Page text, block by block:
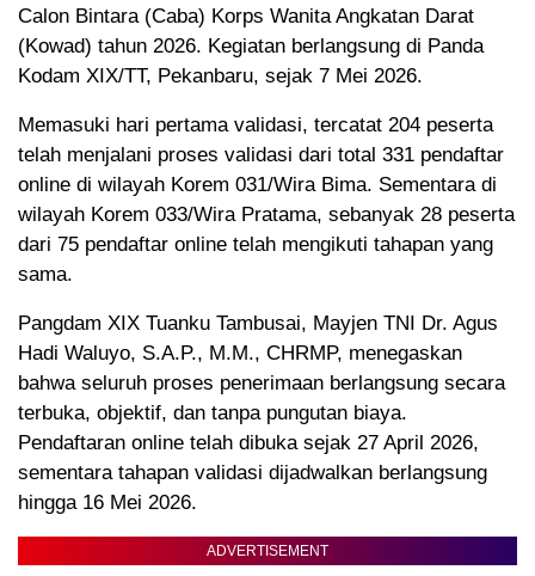
Calon Bintara (Caba) Korps Wanita Angkatan Darat
(Kowad) tahun 2026. Kegiatan berlangsung di Panda
Kodam XIX/TT, Pekanbaru, sejak 7 Mei 2026.
Memasuki hari pertama validasi, tercatat 204 peserta
telah menjalani proses validasi dari total 331 pendaftar
online di wilayah Korem 031/Wira Bima. Sementara di
wilayah Korem 033/Wira Pratama, sebanyak 28 peserta
dari 75 pendaftar online telah mengikuti tahapan yang
sama.
Pangdam XIX Tuanku Tambusai, Mayjen TNI Dr. Agus
Hadi Waluyo, S.A.P., M.M., CHRMP, menegaskan
bahwa seluruh proses penerimaan berlangsung secara
terbuka, objektif, dan tanpa pungutan biaya.
Pendaftaran online telah dibuka sejak 27 April 2026,
sementara tahapan validasi dijadwalkan berlangsung
hingga 16 Mei 2026.
ADVERTISEMENT